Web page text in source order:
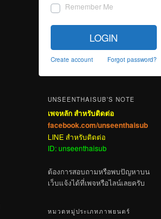
Remember Me
LOGIN
Create account Forgot password?
UNSEENTHAISUB’S NOTE
เพจหลัก สำหรับติดต่อ
facebook.com/unseenthaisub
LINE สำหรับติดต่อ
ID: unseenthaisub
ต้องการสอบถามหรือพบปัญหาบน
เว็บแจ้งได้ที่เพจหรือไลน์เลยครับ
หมวดหมู่ประเภทภาพยนตร์